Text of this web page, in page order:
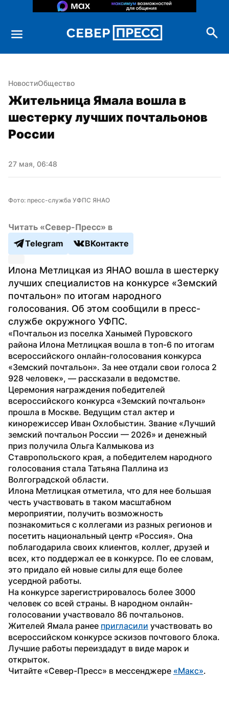
НовостиОбщество
Жительница Ямала вошла в
шестерку лучших почтальонов
России
27 мая, 06:48
Фото: пресс-служба УФПС ЯНАО
Читать «Север-Пресс» в
Telegram
ВКонтакте
Илона Метлицкая из ЯНАО вошла в шестерку
лучших специалистов на конкурсе «Земский
почтальон» по итогам народного
голосования. Об этом сообщили в пресс-
службе окружного УФПС.
«Почтальон из поселка Ханымей Пуровского
района Илона Метлицкая вошла в топ-6 по итогам
всероссийского онлайн-голосования конкурса
«Земский почтальон». За нее отдали свои голоса 2
928 человек», — рассказали в ведомстве.
Церемония награждения победителей
всероссийского конкурса «Земский почтальон»
прошла в Москве. Ведущим стал актер и
кинорежиссер Иван Охлобыстин. Звание «Лучший
земский почтальон России — 2026» и денежный
приз получила Ольга Калмыкова из
Ставропольского края, а победителем народного
голосования стала Татьяна Паллина из
Волгоградской области.
Илона Метлицкая отметила, что для нее большая
честь участвовать в таком масштабном
мероприятии, получить возможность
познакомиться с коллегами из разных регионов и
посетить национальный центр «Россия». Она
поблагодарила своих клиентов, коллег, друзей и
всех, кто поддержал ее в конкурсе. По ее словам,
это придало ей новые силы для еще более
усердной работы.
На конкурсе зарегистрировалось более 3000
человек со всей страны. В народном онлайн-
голосовании участвовало 86 почтальонов.
Жителей Ямала ранее пригласили участвовать во
всероссийском конкурсе эскизов почтового блока.
Лучшие работы переиздадут в виде марок и
открыток.
Читайте «Север-Пресс» в мессенджере «Макс».